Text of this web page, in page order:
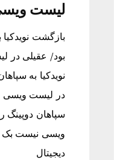
لیست
بازگشت
بود/ عقیلی
نویدکیا به
در لیست ویسی
سپاهان
ویسی نیست بک
دیجیتال